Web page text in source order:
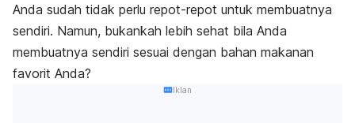
Anda sudah tidak perlu repot-repot untuk membuatnya
sendiri. Namun, bukankah lebih sehat bila Anda
membuatnya sendiri sesuai dengan bahan makanan
favorit Anda?
Iklan